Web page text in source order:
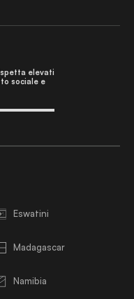
elevati
sociale e
Eswatini
Madagascar
Namibia